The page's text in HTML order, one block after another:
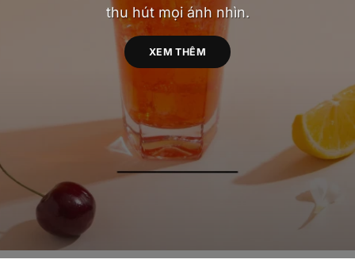
thu hút mọi ánh nhìn.
XEM THÊM